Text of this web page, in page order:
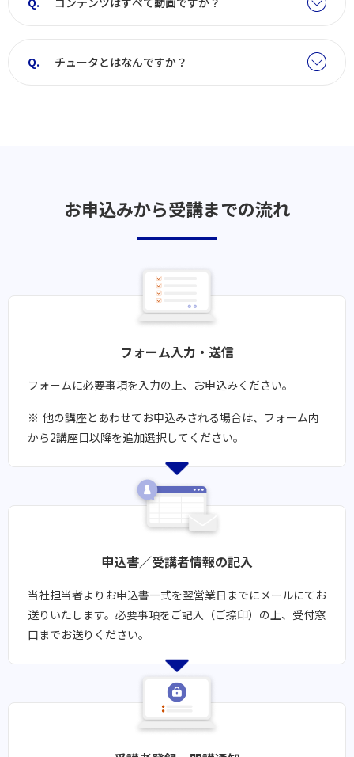
チュータとはなんですか？
お申込みから受講までの流れ
フォーム入力・送信
フォームに必要事項を入力の上、お申込みください。
他の講座とあわせてお申込みされる場合は、フォーム内
から2講座目以降を追加選択してください。
申込書／受講者情報の記入
当社担当者よりお申込書一式を翌営業日までにメールにてお
送りいたします。​必要事項をご記入（ご捺印）の上、受付窓
口までお送りください。